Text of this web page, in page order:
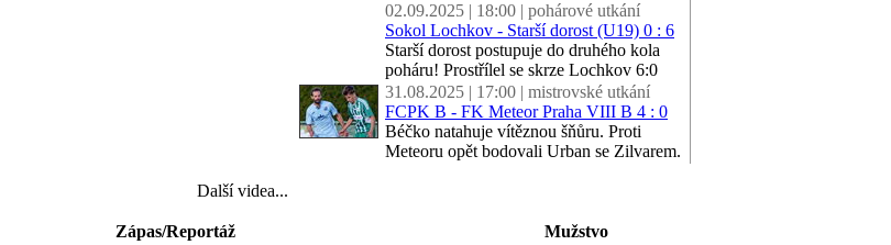
02.09.2025 | 18:00 | pohárové utkání
Sokol Lochkov - Starší dorost (U19) 0 : 6
Starší dorost postupuje do druhého kola
poháru! Prostřílel se skrze Lochkov 6:0
31.08.2025 | 17:00 | mistrovské utkání
FCPK B - FK Meteor Praha VIII B 4 : 0
Béčko natahuje vítěznou šňůru. Proti
Meteoru opět bodovali Urban se Zilvarem.
Další videa...
Zápas/Reportáž
Mužstvo